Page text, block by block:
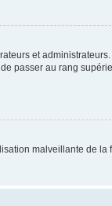
et
passer au rang
malveillante de